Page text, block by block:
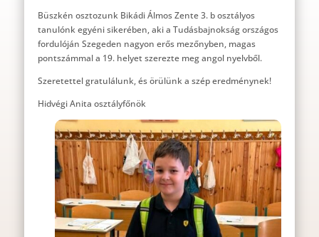
Büszkén osztozunk Bikádi Álmos Zente 3. b osztályos
tanulónk egyéni sikerében, aki a Tudásbajnokság országos
fordulóján Szegeden nagyon erős mezőnyben, magas
pontszámmal a 19. helyet szerezte meg angol nyelvből.
Szeretettel gratulálunk, és örülünk a szép eredménynek!
Hidvégi Anita osztályfőnök